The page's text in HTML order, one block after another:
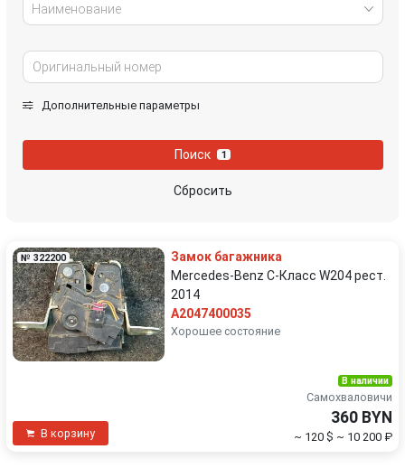
Наименование
Дополнительные параметры
Поиск 1
Сбросить
№ 322200
Замок багажника
Mercedes-Benz C-Класс W204 рест.
2014
A2047400035
Хорошее состояние
В корзину
В наличии
Самохваловичи
360 BYN
~ 120 $ ~ 10 200 ₽